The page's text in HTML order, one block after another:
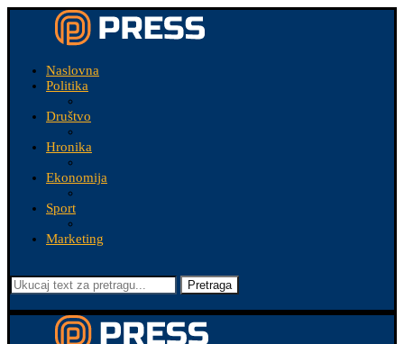
Naslovna
Politika
Društvo
Hronika
Ekonomija
Sport
Marketing
Pretraga